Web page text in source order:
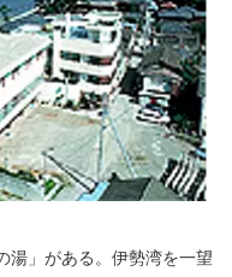
湯」がある。伊勢湾を一望